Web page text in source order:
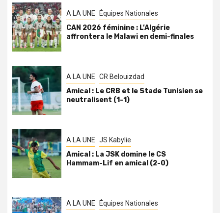
A LA UNE Équipes Nationales
CAN 2026 féminine : L’Algérie
affrontera le Malawi en demi-finales
A LA UNE CR Belouizdad
Amical : Le CRB et le Stade Tunisien se
neutralisent (1-1)
A LA UNE JS Kabylie
Amical : La JSK domine le CS
Hammam-Lif en amical (2-0)
A LA UNE Équipes Nationales